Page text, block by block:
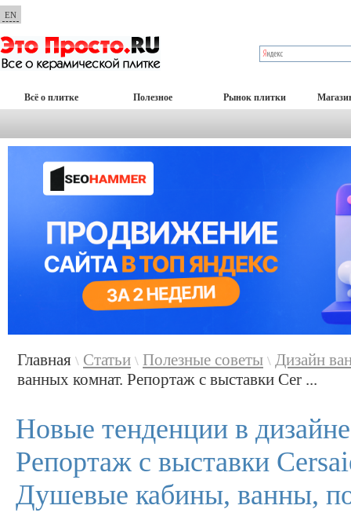
EN
Всё о плитке Полезное Рынок плитки
Главная \ Статьи \ Полезные советы \ Дизайн
ванных комнат. Репортаж с выставки Cer ...
Новые тенденции в
Репортаж с выставки
Душевые кабины, ванны,